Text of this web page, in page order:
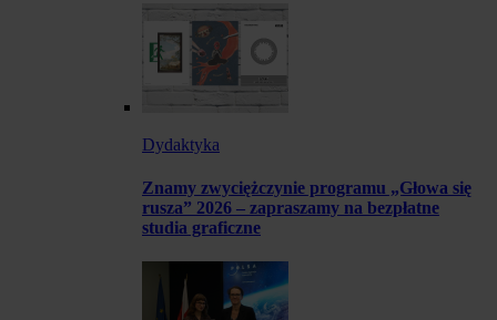
Dydaktyka
Znamy zwyciężczynie programu „Głowa się
rusza” 2026 – zapraszamy na bezpłatne
studia graficzne